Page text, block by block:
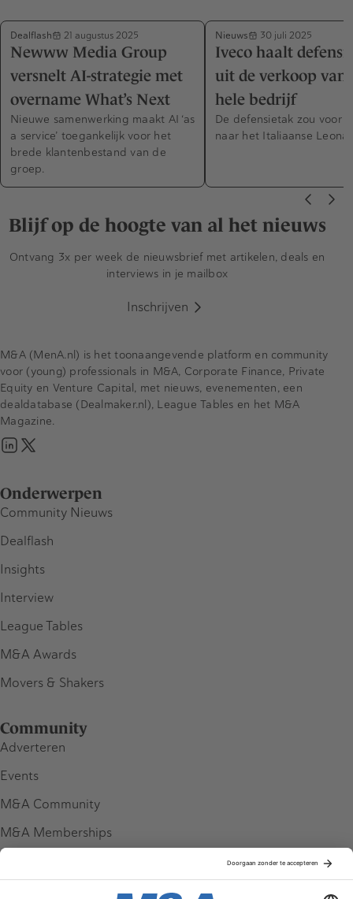
Dealflash 21 augustus 2025
Newww Media Group
versnelt AI-strategie met
overname What’s Next
Nieuwe samenwerking maakt AI ‘as
a service’ toegankelijk voor het
brede klantenbestand van de
groep.
Nieuws 30 juli 2025
Iveco haalt
uit de verkoop van
hele bedrijf
De defensietak zou voor
naar het Italiaanse
Blijf op de hoogte van al het nieuws
Ontvang 3x per week de nieuwsbrief met artikelen, deals en
interviews in je mailbox
Inschrijven
Onderwerpen
Community Nieuws
Dealflash
Insights
Interview
League Tables
M&A Awards
Movers & Shakers
Community
Adverteren
Events
M&A Community
M&A Memberships
M&A (MenA.nl) is het toonaangevende platform en community
voor (young) professionals in M&A, Corporate Finance, Private
Equity en Venture Capital, met nieuws, evenementen, een
dealdatabase (Dealmaker.nl), League Tables en het M&A
Magazine.